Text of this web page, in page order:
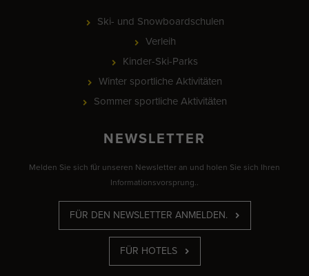
Ski- und Snowboardschulen
Verleih
Kinder-Ski-Parks
Winter sportliche Aktivitäten
Sommer sportliche Aktivitäten
NEWSLETTER
Melden Sie sich für unseren Newsletter an und holen Sie sich Ihren
Informationsvorsprung..
FÜR DEN NEWSLETTER ANMELDEN.
FÜR HOTELS